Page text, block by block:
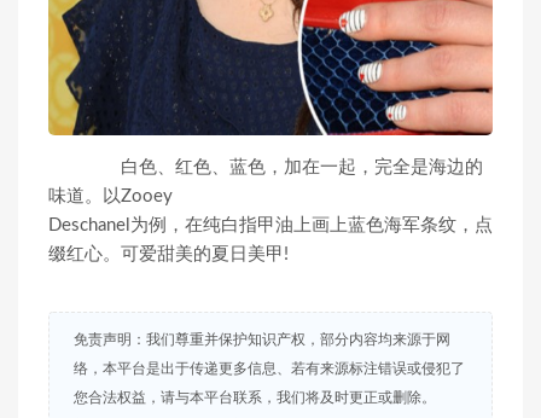
白色、红色、蓝色，加在一起，完全是海边的
味道。以Zooey
Deschanel为例，在纯白指甲油上画上蓝色海军条纹，点
缀红心。可爱甜美的夏日美甲!
免责声明：我们尊重并保护知识产权，部分内容均来源于网
络，本平台是出于传递更多信息、若有来源标注错误或侵犯了
您合法权益，请与本平台联系，我们将及时更正或删除。